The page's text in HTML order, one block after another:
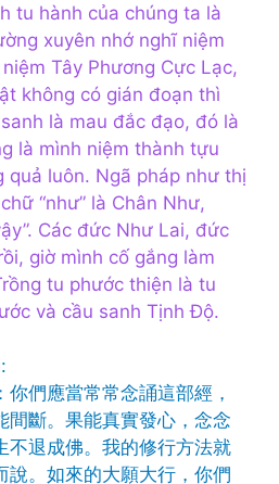
tu hành của chúng ta là
xuyên nhớ nghĩ niệm
Tây Phương Cực Lạc,
không có gián đoạn thì
là mau đắc đạo, đó là
là mình niệm thành tựu
quả luôn. Ngã pháp như thị
“như” là Chân Như,
Các đức Như Lai, đức
giờ mình cố gắng làm
tu phước thiện là tu
và cầu sanh Tịnh Độ.
們應當常常念誦這部經，
間斷。果能真實發心，念念
不退成佛。我的修行方法就
說。如來的大願大行，你們